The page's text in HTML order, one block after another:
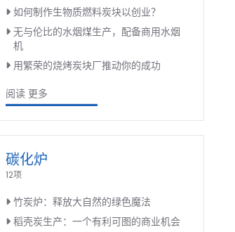
如何制作生物质燃料炭块以创业？
无与伦比的水烟煤生产，配备商用水烟
机
用繁荣的烧烤炭块厂推动你的成功
阅读 更多
碳化炉
12项
竹炭炉：释放大自然的绿色魔法
稻壳炭生产：一个有利可图的商业机会